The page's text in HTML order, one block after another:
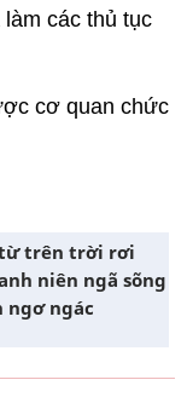
các thủ tục
cơ quan chức
trên trời rơi
niên ngã sõng
ngơ ngác